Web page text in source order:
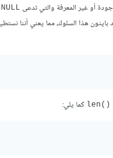
أو غير المعرفة والتي تدعى NULL
len()‎ كما يلي: